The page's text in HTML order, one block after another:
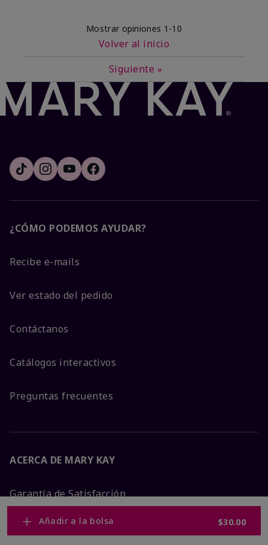
Añadir a la bolsa $30.00
Mostrar opiniones 1-10
Volver al inicio
Siguiente »
¿CÓMO PODEMOS AYUDAR?
Recibe e-mails
Ver estado del pedido
Contáctanos
Catálogos interactivos
Preguntas frecuentes
ACERCA DE MARY KAY
Garantía de Satisfacción
Sobre Mary Kay